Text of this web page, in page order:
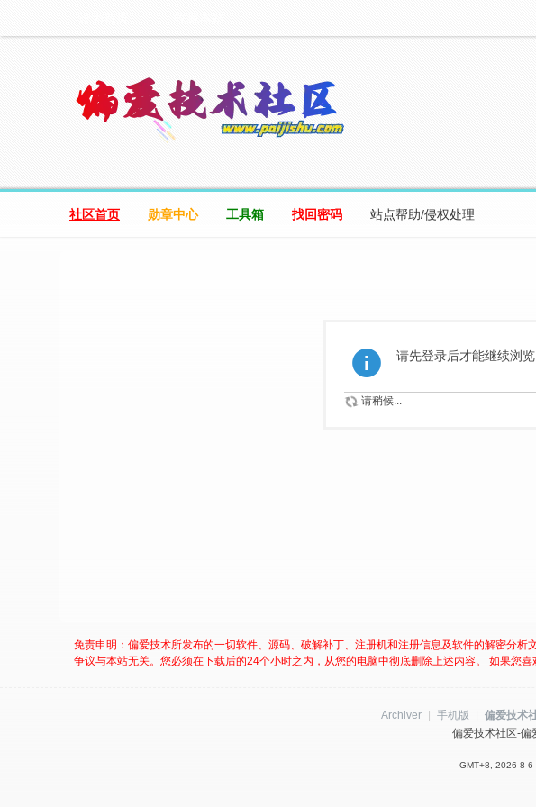
社区首页 勋章中心 工具箱 找回密码 站点帮助/侵权处理
请先登录后才能继续浏览
请稍候...
免责申明：偏爱技术所发布的一切软件、源码、破解补丁、注册机和注册信息及软件的解密分
争议与本站无关。您必须在下载后的24个小时之内，从您的电脑中彻底删除上述内容。 如果您
Archiver 手机版
偏爱技术
偏爱技术社区-偏
GMT+8, 2026-8-6